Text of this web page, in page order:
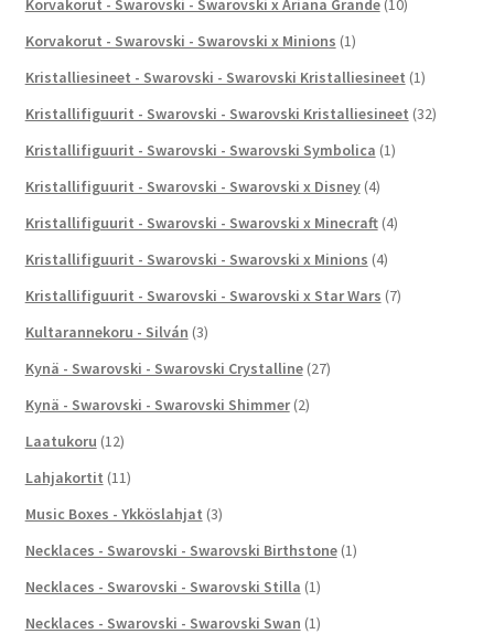
Korvakorut - Swarovski - Swarovski x Ariana Grande (10)
Korvakorut - Swarovski - Swarovski x Minions (1)
Kristalliesineet - Swarovski - Swarovski Kristalliesineet (1)
Kristallifiguurit - Swarovski - Swarovski Kristalliesineet (32)
Kristallifiguurit - Swarovski - Swarovski Symbolica (1)
Kristallifiguurit - Swarovski - Swarovski x Disney (4)
Kristallifiguurit - Swarovski - Swarovski x Minecraft (4)
Kristallifiguurit - Swarovski - Swarovski x Minions (4)
Kristallifiguurit - Swarovski - Swarovski x Star Wars (7)
Kultarannekoru - Silván (3)
Kynä - Swarovski - Swarovski Crystalline (27)
Kynä - Swarovski - Swarovski Shimmer (2)
Laatukoru (12)
Lahjakortit (11)
Music Boxes - Ykköslahjat (3)
Necklaces - Swarovski - Swarovski Birthstone (1)
Necklaces - Swarovski - Swarovski Stilla (1)
Necklaces - Swarovski - Swarovski Swan (1)